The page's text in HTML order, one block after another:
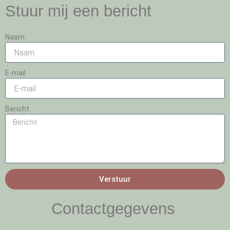
Stuur mij een bericht
Naam
E-mail
Bericht
Verstuur
Contactgegevens